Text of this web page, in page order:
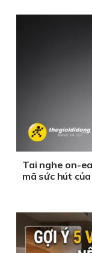
Tai nghe on-
mã sức hút